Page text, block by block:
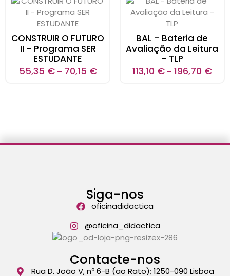
CONSTRUIR O FUTURO
II – Programa SER
ESTUDANTE
55,35 € – 70,15 €
BAL – Bateria de
Avaliação da Leitura
– TLP
113,10 € – 196,70 €
Siga-nos
oficinadidactica
@oficina_didactica
Contacte-nos
Rua D. João V, nº 6-B (ao Rato); 1250-090 Lisboa